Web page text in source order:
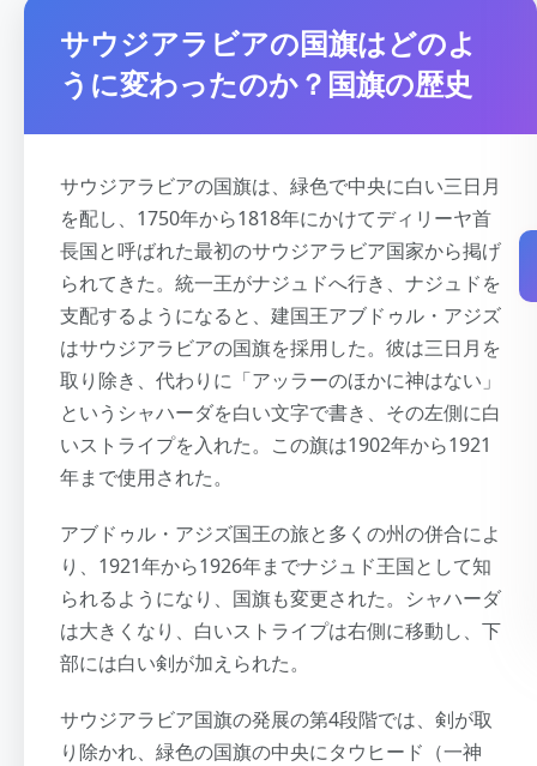
サウジアラビアの国旗はどのよ
うに変わったのか？国旗の歴史
サウジアラビアの国旗は、緑色で中央に白い三日月
を配し、1750年から1818年にかけてディリーヤ首
長国と呼ばれた最初のサウジアラビア国家から掲げ
られてきた。統一王がナジュドへ行き、ナジュドを
支配するようになると、建国王アブドゥル・アジズ
はサウジアラビアの国旗を採用した。彼は三日月を
取り除き、代わりに「アッラーのほかに神はない」
というシャハーダを白い文字で書き、その左側に白
いストライプを入れた。この旗は1902年から1921
年まで使用された。
アブドゥル・アジズ国王の旅と多くの州の併合によ
り、1921年から1926年までナジュド王国として知
られるようになり、国旗も変更された。シャハーダ
は大きくなり、白いストライプは右側に移動し、下
部には白い剣が加えられた。
サウジアラビア国旗の発展の第4段階では、剣が取
り除かれ、緑色の国旗の中央にタウヒード（一神